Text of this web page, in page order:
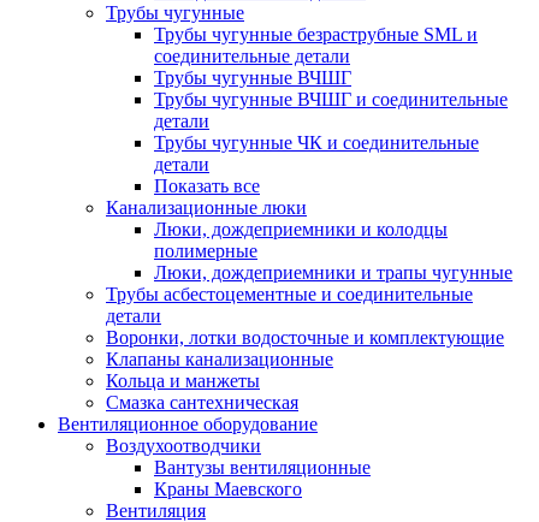
Трубы чугунные
Трубы чугунные безраструбные SML и
соединительные детали
Трубы чугунные ВЧШГ
Трубы чугунные ВЧШГ и соединительные
детали
Трубы чугунные ЧК и соединительные
детали
Показать все
Канализационные люки
Люки, дождеприемники и колодцы
полимерные
Люки, дождеприемники и трапы чугунные
Трубы асбестоцементные и соединительные
детали
Воронки, лотки водосточные и комплектующие
Клапаны канализационные
Кольца и манжеты
Смазка сантехническая
Вентиляционное оборудование
Воздухоотводчики
Вантузы вентиляционные
Краны Маевского
Вентиляция